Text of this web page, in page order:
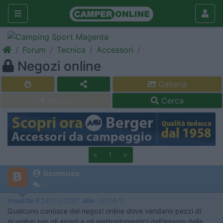
Forum Tecnica Accessori
Negozi online
Galleria
Cerca
< 1 >
benmuss
Inserito il 24/05/2007 alle: 18:04:11
Qualcuno conosce dei negozi online dove vendano pezzi di
ricambio per gli arredi e gli elettrodomestici dell'interno della